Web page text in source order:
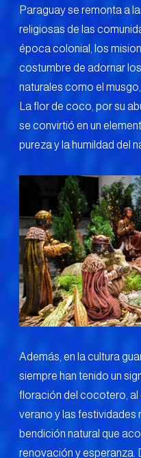
Paraguay se remonta a
religiosas de las
época colonial, los
costumbre de adornar
naturales como el
La flor de coco, por su
se convirtió en un
pureza y la humildad del
Además, en la cultura
siempre han tenido un
floración del cocotero, al
verano y las festividades
bendición natural que
renovación y esperanza.